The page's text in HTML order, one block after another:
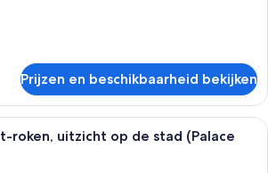
Prijzen en beschikbaarheid bekijken
Een hotelkamer met een groot bed,
roken, uitzicht op de stad (Palace